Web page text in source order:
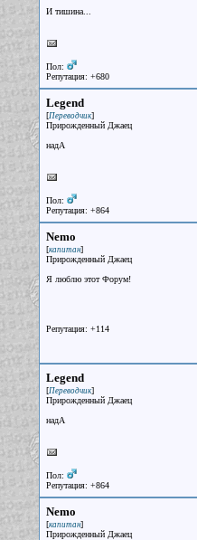
И тишина...
Пол:
Репутация: +680
Legend
[Переводчик]
Прирожденный Джаец
надА
Пол:
Репутация: +864
Nemo
[капитан]
Прирожденный Джаец
Я люблю этот Форум!
Репутация: +114
Legend
[Переводчик]
Прирожденный Джаец
надА
Пол:
Репутация: +864
Nemo
[капитан]
Прирожденный Джаец